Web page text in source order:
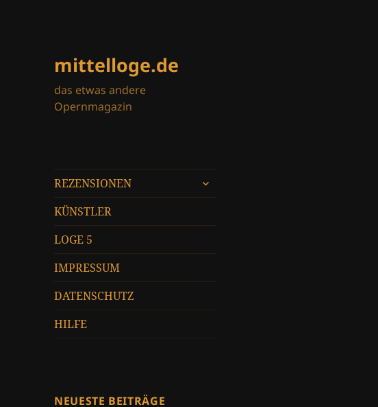
mittelloge.de
das etwas andere
Opernmagazin
REZENSIONEN
untermenü
KÜNSTLER
LOGE 5
IMPRESSUM
DATENSCHUTZ
HILFE
NEUESTE BEITRÄGE